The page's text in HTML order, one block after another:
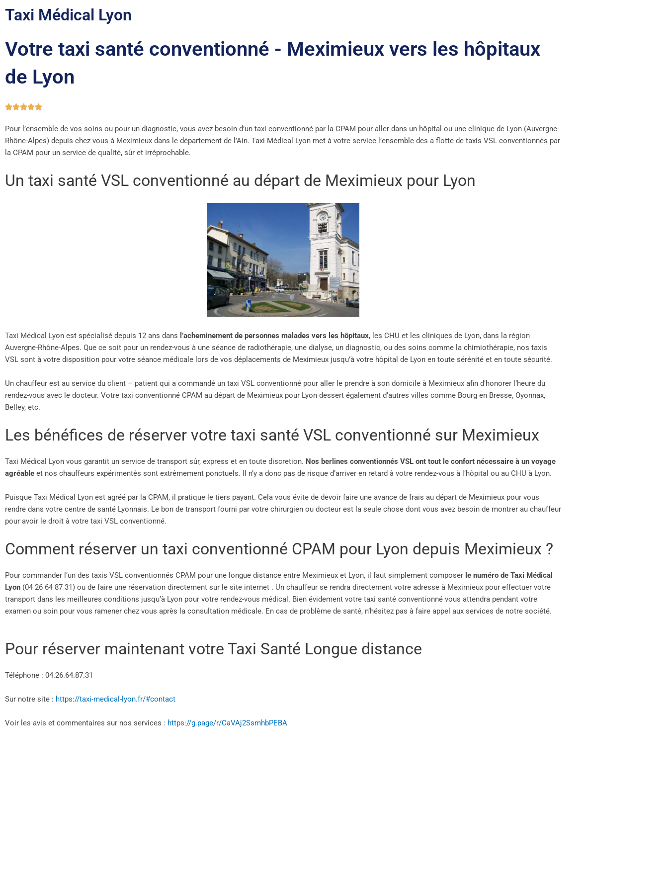
Taxi Médical Lyon
Votre taxi santé conventionné - Meximieux vers les hôpitaux
de Lyon
N
t
é
5
u
Pour l’ensemble de vos soins ou pour un diagnostic, vous avez besoin d’un taxi conventionné par la CPAM pour aller dans un hôpital ou une clinique de Lyon (Auvergne-
Rhône-Alpes) depuis chez vous à Meximieux dans le département de l’Ain. Taxi Médical Lyon met à votre service l’ensemble des a flotte de taxis VSL conventionnés par
la CPAM pour un service de qualité, sûr et irréprochable.
Un taxi santé VSL conventionné au départ de Meximieux pour Lyon
Taxi Médical Lyon est spécialisé depuis 12 ans dans l’acheminement de personnes malades vers les hôpitaux, les CHU et les cliniques de Lyon, dans la région
Auvergne-Rhône-Alpes. Que ce soit pour un rendez-vous à une séance de radiothérapie, une dialyse, un diagnostic, ou des soins comme la chimiothérapie, nos taxis
VSL sont à votre disposition pour votre séance médicale lors de vos déplacements de Meximieux jusqu’à votre hôpital de Lyon en toute sérénité et en toute sécurité.
Un chauffeur est au service du client – patient qui a commandé un taxi VSL conventionné pour aller le prendre à son domicile à Meximieux afin d’honorer l’heure du
rendez-vous avec le docteur. Votre taxi conventionné CPAM au départ de Meximieux pour Lyon dessert également d’autres villes comme Bourg en Bresse, Oyonnax,
Belley, etc.
Les bénéfices de réserver votre taxi santé VSL conventionné sur Meximieux
Taxi Médical Lyon vous garantit un service de transport sûr, express et en toute discretion. Nos berlines conventionnés VSL ont tout le confort nécessaire à un voyage
agréable et nos chauffeurs expérimentés sont extrêmement ponctuels. Il n’y a donc pas de risque d’arriver en retard à votre rendez-vous à l’hôpital ou au CHU à Lyon.
Puisque Taxi Médical Lyon est agréé par la CPAM, il pratique le tiers payant. Cela vous évite de devoir faire une avance de frais au départ de Meximieux pour vous
rendre dans votre centre de santé Lyonnais. Le bon de transport fourni par votre chirurgien ou docteur est la seule chose dont vous avez besoin de montrer au chauffeur
pour avoir le droit à votre taxi VSL conventionné.
Comment réserver un taxi conventionné CPAM pour Lyon depuis Meximieux ?
Pour commander l’un des taxis VSL conventionnés CPAM pour une longue distance entre Meximieux et Lyon, il faut simplement composer le numéro de Taxi Médical
Lyon (04 26 64 87 31) ou de faire une réservation directement sur le site internet . Un chauffeur se rendra directement votre adresse à Meximieux pour effectuer votre
transport dans les meilleures conditions jusqu’à Lyon pour votre rendez-vous médical. Bien évidement votre taxi santé conventionné vous attendra pendant votre
examen ou soin pour vous ramener chez vous après la consultation médicale. En cas de problème de santé, n’hésitez pas à faire appel aux services de notre société.
Pour réserver maintenant votre Taxi Santé Longue distance
Téléphone : 04.26.64.87.31
Sur notre site : https://taxi-medical-lyon.fr/#contact
Voir les avis et commentaires sur nos services : https://g.page/r/CaVAj2SsmhbPEBA